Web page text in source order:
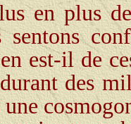
en plus
sentons
est-il de
des